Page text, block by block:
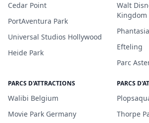
Cedar Point
PortAventura Park
Universal Studios Hollywood
Heide Park
Walt
Kingdom
Efteling
Parc
PARCS D'ATTRACTIONS
Walibi Belgium
Movie Park Germany
PARCS
Thorpe